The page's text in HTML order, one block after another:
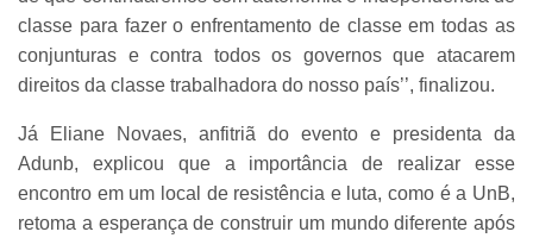
classe para fazer o enfrentamento de classe em todas as
conjunturas e contra todos os governos que atacarem
direitos da classe trabalhadora do nosso país’’, finalizou.
Já Eliane Novaes, anfitriã do evento e presidenta da
Adunb, explicou que a importância de realizar esse
encontro em um local de resistência e luta, como é a UnB,
retoma a esperança de construir um mundo diferente após